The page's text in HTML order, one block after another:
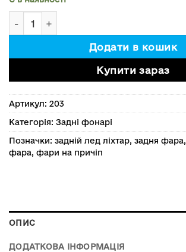
Додати в кошик
Купити зараз
Артикул: 203
Категорія: Задні фонарі
Позначки: задній лед ліхтар, задня фара,
фара, фари на причіп
ОПИС
ДОДАТКОВА ІНФОРМАЦІЯ